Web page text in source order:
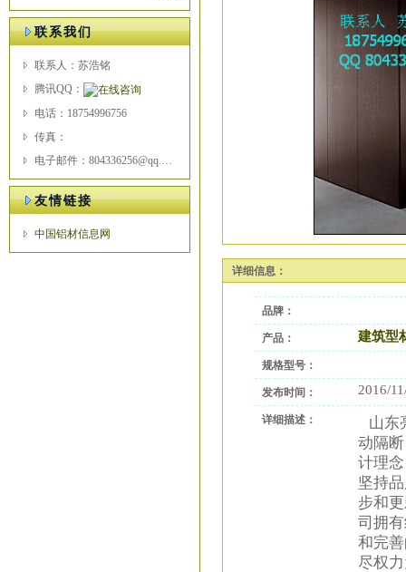
联系我们
联系人：苏浩铭
腾讯QQ：
电话：18754996756
传真：
电子邮件：804336256@qq.com
友情链接
中国铝材信息网
详细信息：
品牌：
产品： 建筑型
规格型号：
发布时间： 2016/
详细描述：
山东
动隔
计理
坚持
步和
司拥
和完
尽权